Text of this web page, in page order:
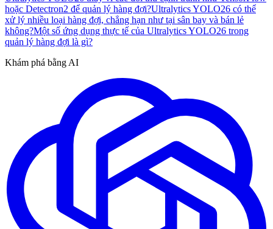
hoặc Detectron2 để quản lý hàng đợi?Ultralytics YOLO26 có thể
xử lý nhiều loại hàng đợi, chẳng hạn như tại sân bay và bán lẻ
không?Một số ứng dụng thực tế của Ultralytics YOLO26 trong
quản lý hàng đợi là gì?
Khám phá bằng AI